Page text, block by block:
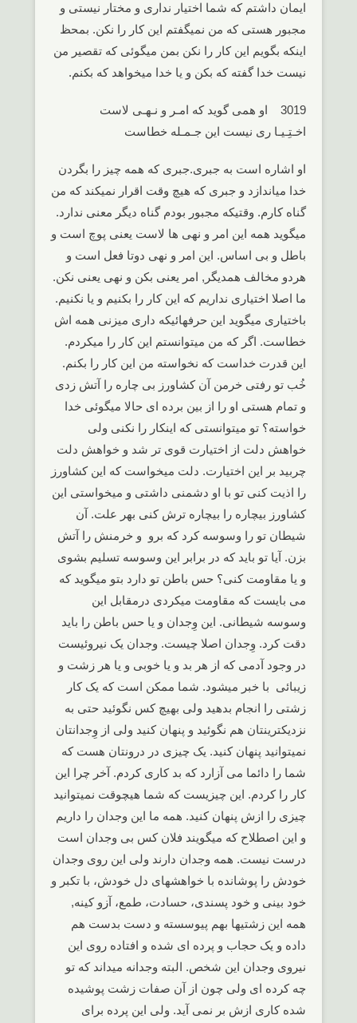
ایمان داشتم که شما اختیار نداری و مختار نیستی و
مجبور هستی که من نمیگفتم این کار را نکن. بمحظ
اینکه بگویم این کار را نکن بمن میگوئی که تقصیر من
نیست خدا گفته که بکن و یا خدا میخواهد که بکنم.
3019 او همی گوید که امـر و نـهـی لاست
اخـتِـیـا ری نیست این جـمـله خطاست
او اشاره است به جبری.جبری که همه چیز را بگردن
خدا میاندازد و جبری که هیچ وقت اقرار نمیکند که من
گناه کارم. وقتیکه مجبور بودم گناه دیگر معنی ندارد.
میگوید همه این امر و نهی ها لاست یعنی پوچ است و
باطل و بی اساس. این امر و نهی دوتا فعل است و
هردو مخالف همدیگر, امر یعنی بکن و نهی یعنی نکن.
ما اصلا اختیاری نداریم که این کار را بکنیم و یا نکنیم.
باختیاری میگوید این حرفهائیکه داری میزنی همه اش
خطاست. اگر که من میتوانستم این کار را میکردم.
این قدرت خداست که نخواسته من این کار را بکنم.
خُب تو رفتی خرمن آن کشاورز بی چاره را آتش زدی
و تمام هستی او را از بین برده ای حالا میگوئی خدا
خواسته؟ تو میتوانستی که اینکار را نکنی ولی
خواهش دلت از اختیارت قوی تر شد و خواهش دلت
چربید بر این اختیارت. دلت میخواست که این کشاورز
را اذیت کنی تو با او دشمنی داشتی و میخواستی این
کشاورز بیچاره را بیچاره ترش کنی بهر علت. آن
شیطان تو را وسوسه کرد که برو و خرمنش را آتش
بزن. آیا تو باید که در برابر این وسوسه تسلیم بشوی
و یا مقاومت کنی؟ حس باطن تو دارد بتو میگوید که
می بایست که مقاومت میکردی درمقابل این
وسوسه شیطانی. این وِجدان و یا حس باطن را باید
دقت کرد. وِجدان اصلا چیست. وجدان یک نیروئیست
در وجود آدمی که از هر بد و یا خوبی و یا هر زشت و
زیبائی با خبر میشود. شما ممکن است که یک کار
زشتی را انجام بدهید ولی بهیچ کس نگوئید حتی به
نزدیکترینتان هم نگوئید و پنهان کنید ولی از وِجدانتان
نمیتوانید پنهان کنید. یک چیزی در درونتان هست که
شما را دائما می آزارد که بد کاری کردم. آخر چرا این
کار را کردم. این چیزیست که شما هیچوقت نمیتوانید
چیزی را ازش پنهان کنید. همه ما این وجدان را داریم
و این اصطلاح که میگویند فلان کس بی وجدان است
درست نیست. همه وجدان دارند ولی این روی وجدان
خودش را پوشانده با خواهشهای دل خودش، با تکبر و
خود بینی و خود پسندی، حسادت، طمع، آزو کینه,
همه این زشتیها بهم پیوسسته و دست بدست هم
داده و یک حجاب و پرده ای شده و افتاده روی این
نیروی وجدان این شخص. البته وجدانه میداند که تو
چه کرده ای ولی چون از آن صفات زشت پوشیده
شده کاری ازش بر نمی آید. ولی این پرده برای